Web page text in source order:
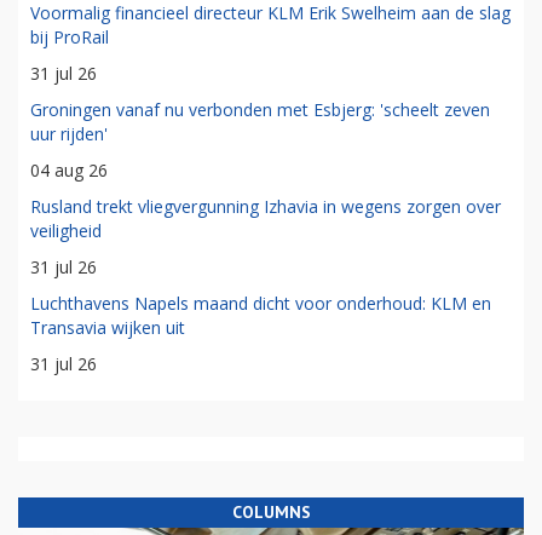
Voormalig financieel directeur KLM Erik Swelheim aan de slag
bij ProRail
31 jul 26
Groningen vanaf nu verbonden met Esbjerg: 'scheelt zeven
uur rijden'
04 aug 26
Rusland trekt vliegvergunning Izhavia in wegens zorgen over
veiligheid
31 jul 26
Luchthavens Napels maand dicht voor onderhoud: KLM en
Transavia wijken uit
31 jul 26
COLUMNS